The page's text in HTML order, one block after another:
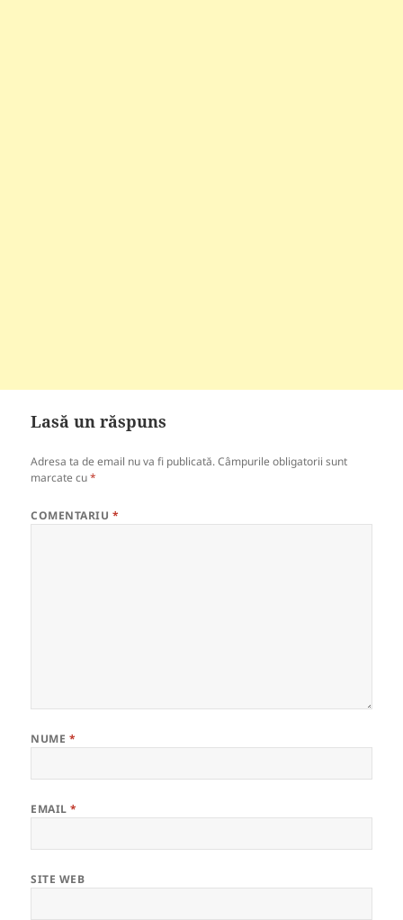
Lasă un răspuns
Adresa ta de email nu va fi publicată. Câmpurile obligatorii sunt
marcate cu*
COMENTARIU *
NUME *
EMAIL*
SITE WEB